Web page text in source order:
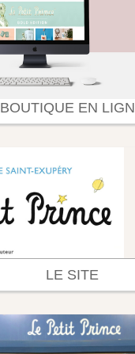
BOUTIQUE EN
LE SITE